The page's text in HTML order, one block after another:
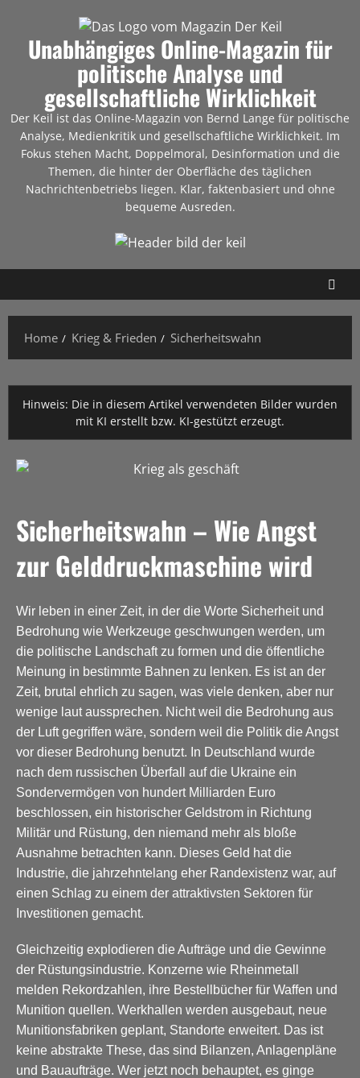
Unabhängiges Online-Magazin für
politische Analyse und
gesellschaftliche Wirklichkeit
Der Keil ist das Online-Magazin von Bernd Lange für politische
Analyse, Medienkritik und gesellschaftliche Wirklichkeit. Im
Fokus stehen Macht, Doppelmoral, Desinformation und die
Themen, die hinter der Oberfläche des täglichen
Nachrichtenbetriebs liegen. Klar, faktenbasiert und ohne
bequeme Ausreden.
Home Krieg & Frieden Sicherheitswahn
Hinweis: Die in diesem Artikel verwendeten Bilder wurden
mit KI erstellt bzw. KI-gestützt erzeugt.
Sicherheitswahn – Wie Angst
zur Gelddruckmaschine wird
Wir leben in einer Zeit, in der die Worte Sicherheit und
Bedrohung wie Werkzeuge geschwungen werden, um
die politische Landschaft zu formen und die öffentliche
Meinung in bestimmte Bahnen zu lenken. Es ist an der
Zeit, brutal ehrlich zu sagen, was viele denken, aber nur
wenige laut aussprechen. Nicht weil die Bedrohung aus
der Luft gegriffen wäre, sondern weil die Politik die Angst
vor dieser Bedrohung benutzt. In Deutschland wurde
nach dem russischen Überfall auf die Ukraine ein
Sondervermögen von hundert Milliarden Euro
beschlossen, ein historischer Geldstrom in Richtung
Militär und Rüstung, den niemand mehr als bloße
Ausnahme betrachten kann. Dieses Geld hat die
Industrie, die jahrzehntelang eher Randexistenz war, auf
einen Schlag zu einem der attraktivsten Sektoren für
Investitionen gemacht.
Gleichzeitig explodieren die Aufträge und die Gewinne
der Rüstungsindustrie. Konzerne wie Rheinmetall
melden Rekordzahlen, ihre Bestellbücher für Waffen und
Munition quellen. Werkhallen werden ausgebaut, neue
Munitionsfabriken geplant, Standorte erweitert. Das ist
keine abstrakte These, das sind Bilanzen, Anlagenpläne
und Bauaufträge. Wer jetzt noch behauptet, es ginge